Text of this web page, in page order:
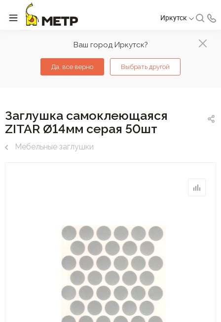
Ваш город Иркутск?
Да, все верно Выбрать другой
Иркутск
Заглушка самоклеющаяся
ZITAR Ø14мм серая 50шт
Мебельные заглушки